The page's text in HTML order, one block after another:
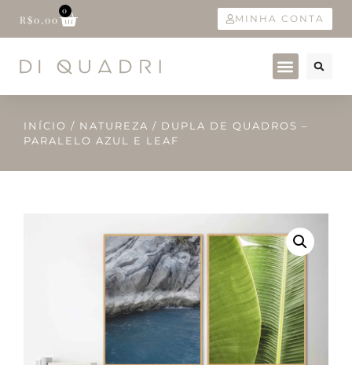
R$0,00
0
MINHA CONTA
INÍCIO / NATUREZA / DUPLA DE QUADROS –
PARALELO AZUL E LEAF